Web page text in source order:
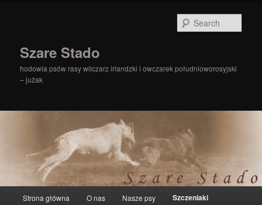
Szare Stado
hodowla psów rasy wilczarz irlandzki i owczarek południoworosyjski
– jużak
Skip
Strona główna O nas Nasze psy Szczeniaki